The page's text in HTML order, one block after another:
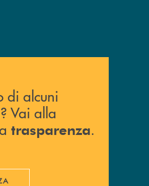
documenti ? Vai alla pagina della
di alcuni
? Vai alla
trasparenza.